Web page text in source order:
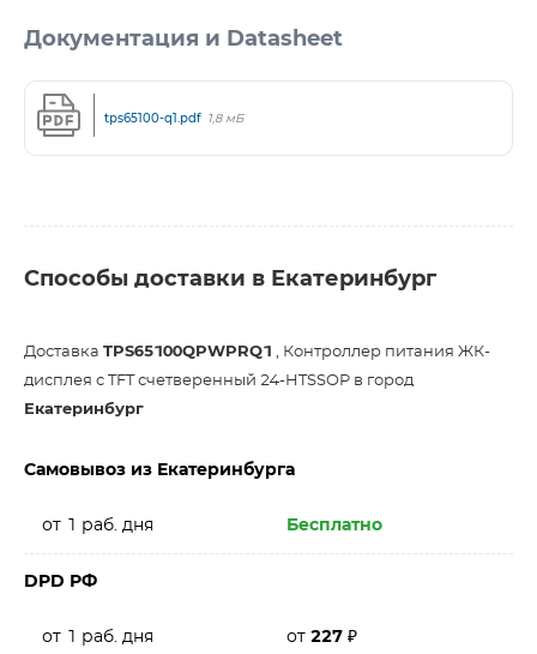
Документация и Datasheet
tps65100-q1.pdf 1,8 мБ
Способы доставки в Екатеринбург
Доставка TPS65100QPWPRQ1 , Контроллер питания ЖК-
дисплея с TFT счетверенный 24-HTSSOP в город
Екатеринбург
Самовывоз из Екатеринбурга
от 1 раб. дня Бесплатно
DPD РФ
от 1 раб. дня от 227 ₽